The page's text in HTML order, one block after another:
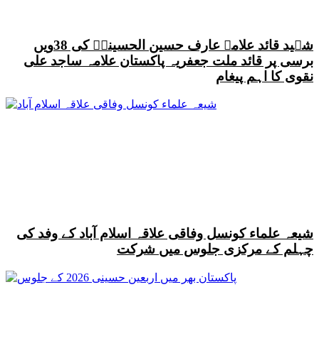
شہید قائد علامہ عارف حسین الحسینیؒ کی 38ویں
برسی پر قائد ملت جعفریہ پاکستان علامہ ساجد علی
نقوی کا اہم پیغام
شیعہ علماء کونسل وفاقی علاقہ اسلام آباد کے وفد کی
چہلم کے مرکزی جلوس میں شرکت